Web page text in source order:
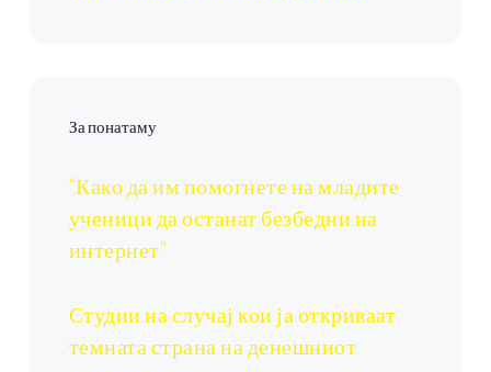
За понатаму
“Како да им помогнете на младите
ученици да останат безбедни на
интернет”
Студии на случај кои ја откриваат
темната страна на денешниот